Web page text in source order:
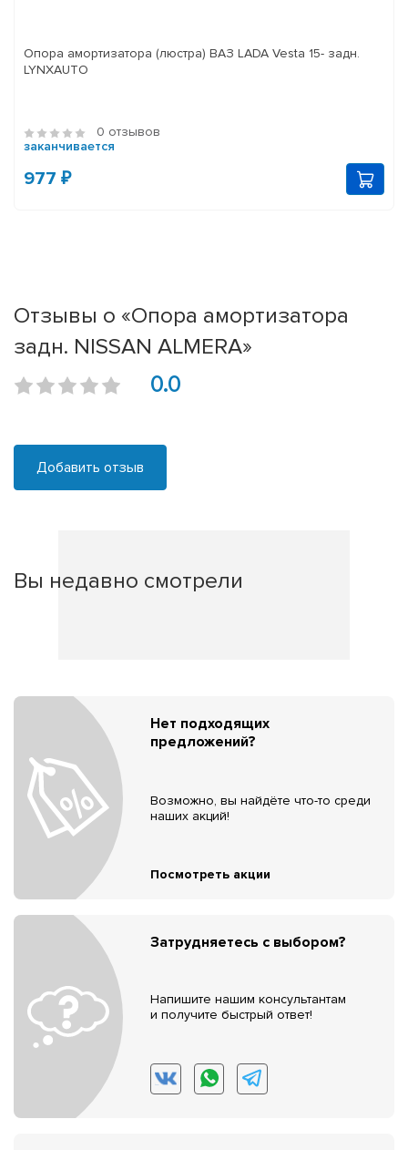
Опора амортизатора (люстра) ВАЗ LADA Vesta 15- задн.
LYNXAUTO
0 отзывов
заканчивается
977 ₽
Отзывы о «Опора амортизатора
задн. NISSAN ALMERA»
0.0
Добавить отзыв
Вы недавно смотрели
Нет подходящих
предложений?
Возможно, вы найдёте что-то среди
наших акций!
Посмотреть акции
Затрудняетесь с выбором?
Напишите нашим консультантам
и получите быстрый ответ!